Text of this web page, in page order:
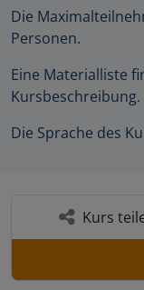
Die
Personen.
Eine Materialliste
Kursbeschreibung.
Die Sprache des
Kurs